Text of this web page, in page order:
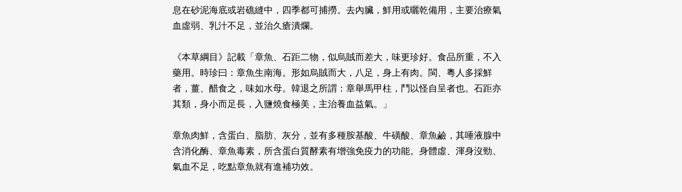
息在砂泥海底或岩礁縫中，四季都可捕撈。去內臟，鮮用或曬乾備用，主要治療氣
血虛弱、乳汁不足，並治久瘡潰爛。
《本草綱目》記載「章魚、石距二物，似烏賊而差大，味更珍好。食品所重，不入
藥用。時珍曰：章魚生南海。形如烏賊而大，八足，身上有肉。閩、粵人多採鮮
者，薑、醋食之，味如水母。韓退之所謂：章舉馬甲柱，鬥以怪自呈者也。石距亦
其類，身小而足長，入鹽燒食極美，主治養血益氣。」
章魚肉鮮，含蛋白、脂肪、灰分，並有多種胺基酸、牛磺酸、章魚鹼，其唾液腺中
含消化酶、章魚毒素，所含蛋白質酵素有增強免疫力的功能。身體虛、渾身沒勁、
氣血不足，吃點章魚就有進補功效。